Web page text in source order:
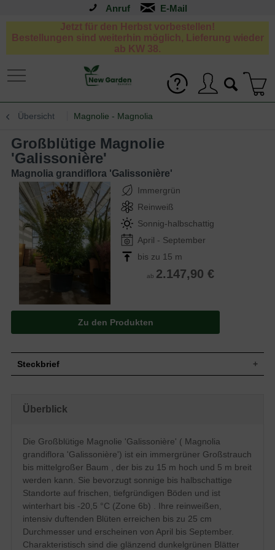
Anruf
Jetzt für den Herbst vorbestellen!
Bestellungen sind weiterhin möglich, Lieferung wieder
ab KW 38.
Übersicht Magnolie - Magnolia
Großblütige Magnolie
'Galissonière'
Magnolia grandiflora 'Galissonière'
Immergrün
Reinweiß
Sonnig-halbschattig
April - September
bis zu 15 m
ab 2.147,90 €
Zu den Produkten
Steckbrief
Wuchs
Wuchshöhe
bis zu 15 m
Blatt
Immergrün, schmal-elliptisch bis eiförmig,
ledrig, am Ende zugespitzt, Oberseite
dunkelgrün glänzend, Unterseite rotbraun,
bis zu 25 cm lang
Frucht
Sammelbalgfrüchte, zylindrisch bis oval,
bräunlich, leicht behaart, enthalten
leuchtendrote Samen, 7 bis 10 cm lang
und 3 bis 4 cm breit
Reinweiß, tulpenförmig-becherförmig,
Überblick
Die Großblütige Magnolie 'Galissonière' ( Magnolia
grandiflora 'Galissonière') ist ein immergrüner Großstrauch
bis mittelgroßer Baum , der bis zu 15 m hoch und 5 m breit
werden kann. Sie bevorzugt sonnige bis halbschattige
Standorte auf frischen, tiefgründigen Böden und ist
winterhart bis -20,5 °C (Zone 6b) . Ihre reinweißen,
intensiv duftenden Blüten erreichen bis zu 25 cm
Durchmesser und erscheinen von April bis September.
Charakteristisch sind die glänzend dunkelgrünen Blätter